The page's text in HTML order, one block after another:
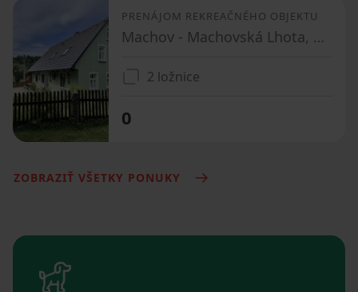
PRENÁJOM REKREAČNÉHO OBJEKTU
Machov - Machovská Lhota, Královéhradecký kraj
2 ložnice
0
ZOBRAZIŤ VŠETKY PONUKY